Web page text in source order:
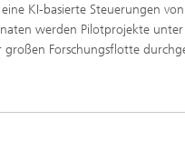
KI-basierte Steuerungen
werden Pilotprojekte
großen Forschungsflotte